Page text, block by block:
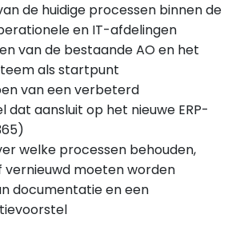
de huidige processen binnen de
en IT-afdelingen
van de bestaande AO en het
als startpunt
van een verbeterd
dat aansluit op het nieuwe ERP-
welke processen behouden,
moeten worden
documentatie en een